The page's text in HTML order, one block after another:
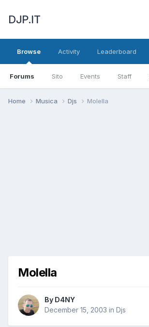
DJP.IT
Browse
Forums Sito Events Staff
Activity Leaderboard
Home Musica Djs Molella
Molella
By D4NY
December 15, 2003 in Djs